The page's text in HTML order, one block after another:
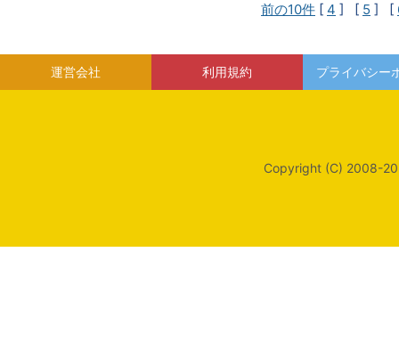
前の10件 [ 4 ] [ 5 ] [
運営会社 利用規約 プライバシー
Copyright (C) 2008-